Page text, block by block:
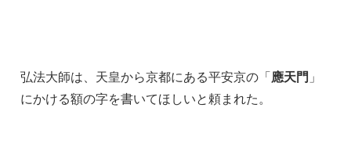
弘法大師は、天皇から京都にある平安京の「應天門 」
にかける額の字を書いてほしいと頼まれた。